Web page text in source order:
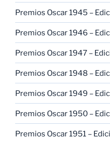
Premios Oscar 1945 –
Premios Oscar 1946 –
Premios Oscar 1947 –
Premios Oscar 1948 –
Premios Oscar 1949 –
Premios Oscar 1950 –
Premios Oscar 1951 –